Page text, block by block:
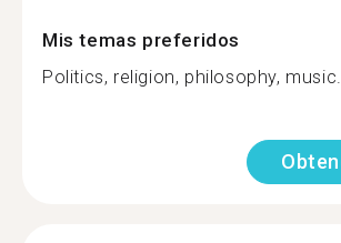
Mis temas preferidos
Politics, religion, philosophy,